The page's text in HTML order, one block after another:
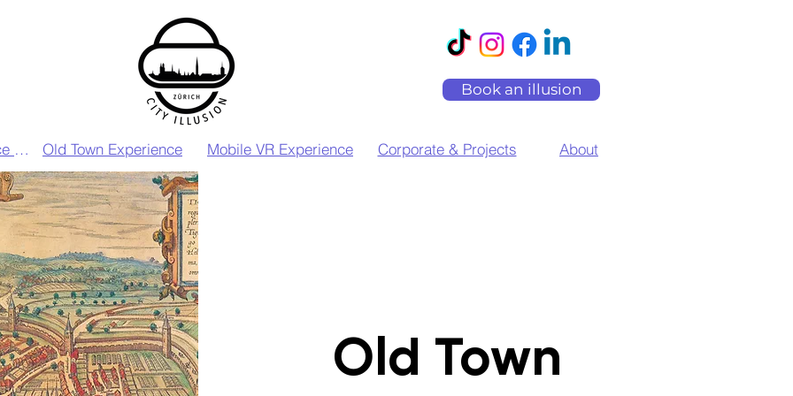
VIP VR Experience Zurich
Book an illusion
Old Town Experience Mobile VR Experience Corporate & Projects About
Old Town